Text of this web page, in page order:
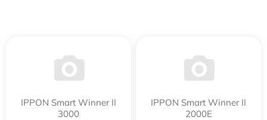
IPPON Smart Winner II
3000
IPPON Smart Winner II
2000E